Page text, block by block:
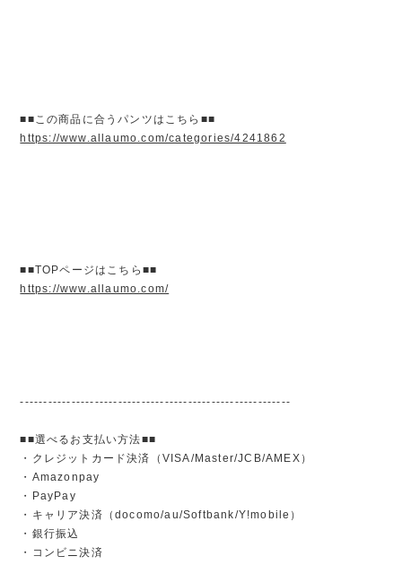
■■この商品に合うパンツはこちら■■
https://www.allaumo.com/categories/4241862
■■TOPページはこちら■■
https://www.allaumo.com/
----------------------------------------------------------
■■選べるお支払い方法■■
・クレジットカード決済（VISA/Master/JCB/AMEX）
・Amazonpay
・PayPay
・キャリア決済（docomo/au/Softbank/Y!mobile）
・銀行振込
・コンビニ決済